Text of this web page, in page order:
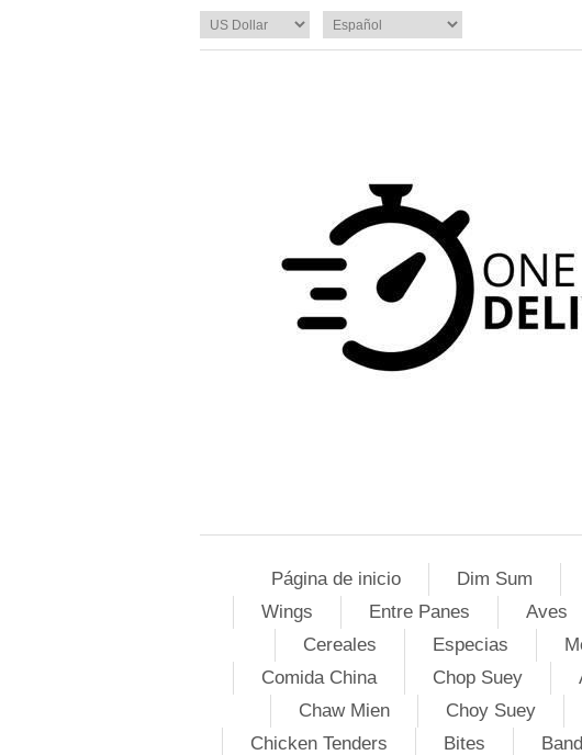
Página de inicio Dim Sum
Wings
Entre Panes Aves
Cereales
Especias
Comida China
Chop Suey
Chaw Mien
Choy Suey
Chicken Tenders
Bites